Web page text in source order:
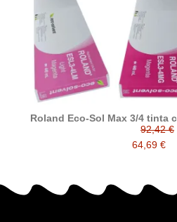
Roland Eco-Sol Max 3/4 tinta
92,42 €
64,69 €